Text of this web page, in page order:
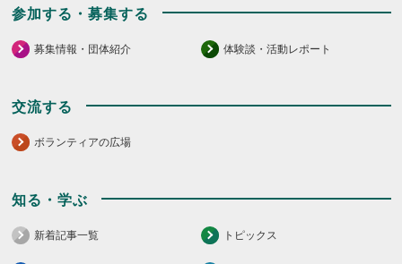
参加する・募集する
募集情報・団体紹介 体験談・活動レポート
交流する
ボランティアの広場
知る・学ぶ
新着記事一覧 トピックス